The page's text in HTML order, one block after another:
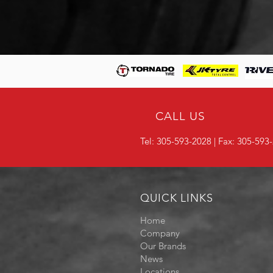
CALL US
Tel: 305-593-2028 | Fax: 305-
QUICK LINKS
Home
Company
Our Brands
News